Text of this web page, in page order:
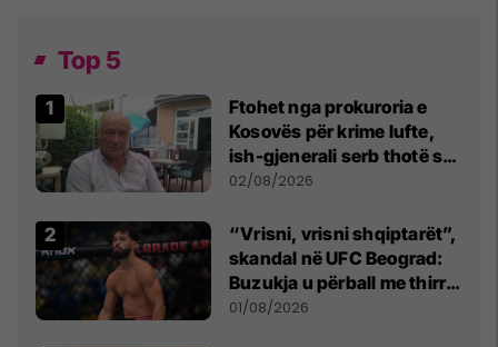
Top 5
Ftohet nga prokuroria e
Kosovës për krime lufte,
ish-gjenerali serb thotë se
dikush e tradhtoi në
02/08/2026
“Vrisni, vrisni shqiptarët”,
skandal në UFC Beograd:
Buzukja u përball me thirrje
anti-shqiptare nga
01/08/2026